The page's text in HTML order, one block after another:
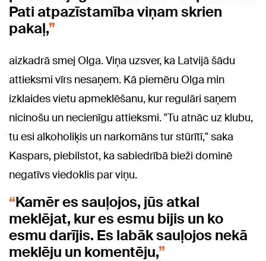
Pati atpazīstamība viņam skrien
pakaļ,
aizkadrā smej Olga. Viņa uzsver, ka Latvijā šādu
attieksmi vīrs nesaņem. Kā piemēru Olga min
izklaides vietu apmeklēšanu, kur regulāri saņem
nicinošu un necienīgu attieksmi. "Tu atnāc uz klubu,
tu esi alkoholiķis un narkomāns tur stūrītī," saka
Kaspars, piebilstot, ka sabiedrībā bieži dominē
negatīvs viedoklis par viņu.
Kamēr es sauļojos, jūs atkal
meklējat, kur es esmu bijis un ko
esmu darījis. Es labāk sauļojos nekā
meklēju un komentēju,